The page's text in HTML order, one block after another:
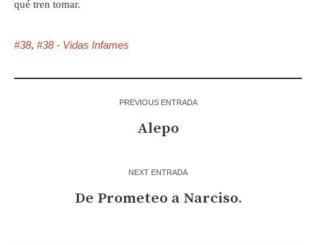
qué tren tomar.
#38, #38 - Vidas Infames
PREVIOUS ENTRADA
Alepo
NEXT ENTRADA
De Prometeo a Narciso.